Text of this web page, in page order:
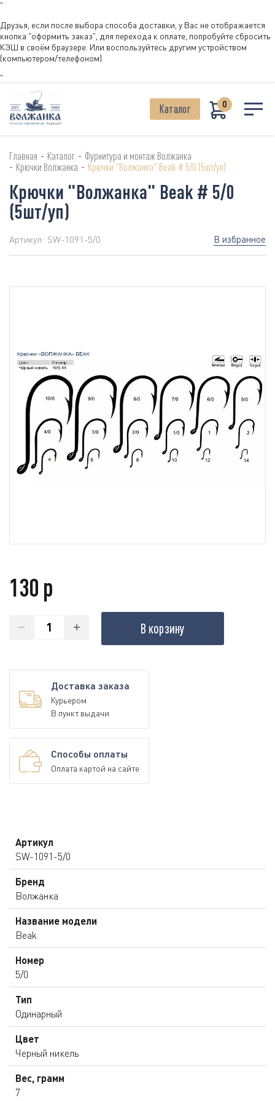
"
Друзья, если после выбора способа доставки, у Вас не отображается
кнопка "оформить заказ", для перехода к оплате, попробуйте сбросить
КЭШ в своём браузере. Или воспользуйтесь другим устройством
(компьютером/телефоном)
"
Каталог 0
Главная - Каталог - Фурнитура и монтаж Волжанка
- Крючки Волжанка - Крючки "Волжанка" Beak # 5/0 (5шт/уп)
Крючки "Волжанка" Beak # 5/0
(5шт/уп)
Артикул: SW-1091-5/0 В избранное
130 р
В корзину
Доставка заказа
Курьером
В пункт выдачи
Способы оплаты
Оплата картой на сайте
Артикул
SW-1091-5/0
Бренд
Волжанка
Название модели
Beak
Номер
5/0
Тип
Одинарный
Цвет
Черный никель
Вес, грамм
7